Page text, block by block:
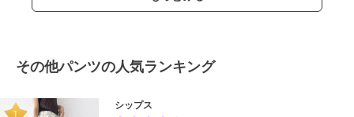
その他パンツの人気ランキング
シップス